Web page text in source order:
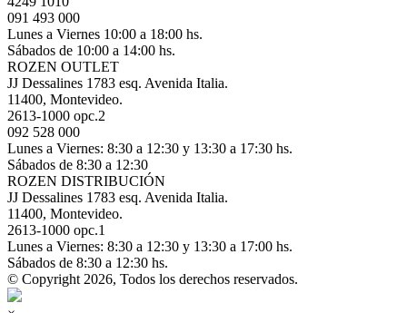
091 493 000
Lunes a Viernes 10:00 a 18:00 hs.
Sábados de 10:00 a 14:00 hs.
ROZEN OUTLET
JJ Dessalines 1783 esq. Avenida Italia.
11400, Montevideo.
2613-1000 opc.2
092 528 000
Lunes a Viernes: 8:30 a 12:30 y 13:30 a 17:30 hs.
Sábados de 8:30 a 12:30
ROZEN DISTRIBUCIÓN
JJ Dessalines 1783 esq. Avenida Italia.
11400, Montevideo.
2613-1000 opc.1
Lunes a Viernes: 8:30 a 12:30 y 13:30 a 17:00 hs.
Sábados de 8:30 a 12:30 hs.
© Copyright 2026, Todos los derechos reservados.